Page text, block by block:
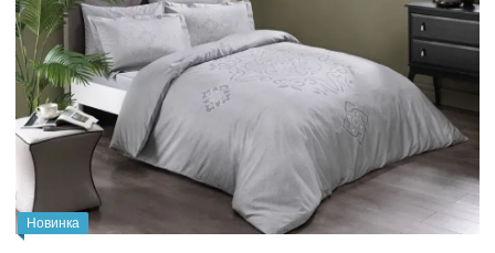
Новинка